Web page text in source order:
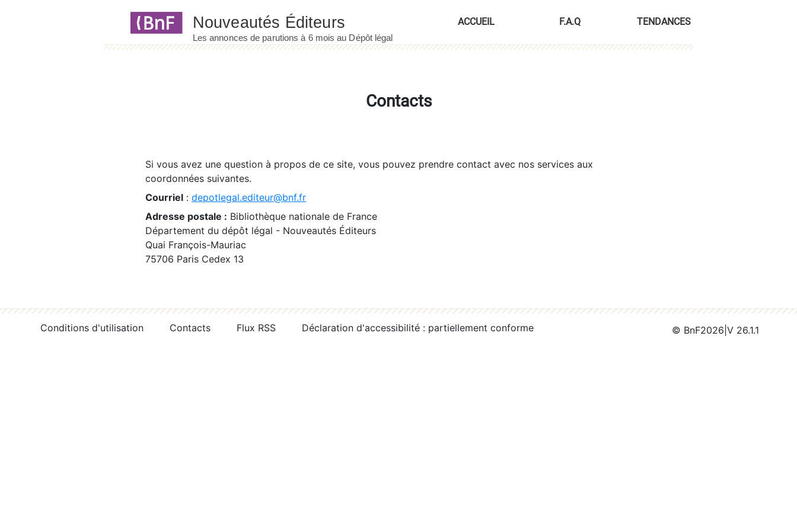
ACCUEIL F.A.Q TENDANCES
Contacts
Si vous avez une question à propos de ce site, vous pouvez prendre contact avec nos services aux
coordonnées suivantes.
Courriel : depotlegal.editeur@bnf.fr
Adresse postale : Bibliothèque nationale de France
Département du dépôt légal - Nouveautés Éditeurs
Quai François-Mauriac
75706 Paris Cedex 13
Conditions d'utilisation Contacts Flux RSS Déclaration d'accessibilité : partiellement conforme © BnF2026 V 26.1.1